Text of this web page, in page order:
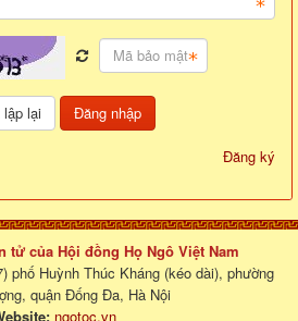
Đăng nhập
Đăng ký
tử của Hội đồng Họ Ngô Việt Nam
phố Huỳnh Thúc Kháng (kéo dài), phường
quận Đống Đa, Hà Nội
ngotoc.vn